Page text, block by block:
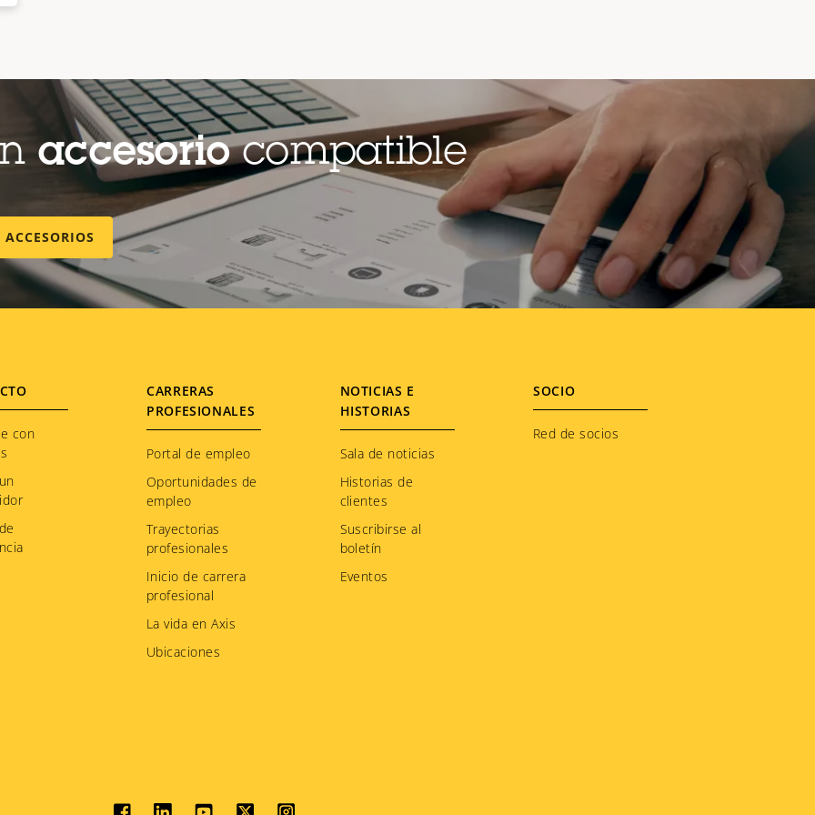
accesoriocompatible
con
CARRERAS
PROFESIONALES
Portal de empleo
Oportunidades de
empleo
Trayectorias
profesionales
Inicio de carrera
profesional
La vida en Axis
Ubicaciones
NOTICIAS E
HISTORIAS
Sala de noticias
Historias de
clientes
Suscribirse al
boletín
Eventos
SOCIO
Red de socios